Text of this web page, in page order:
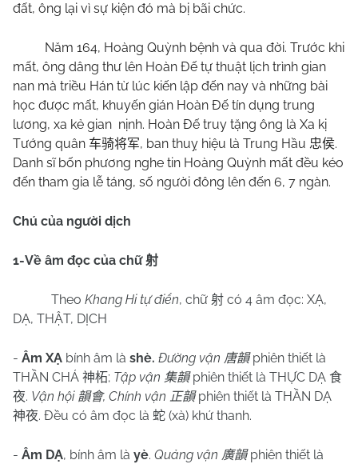
đất, ông lại vì sự kiện đó mà bị bãi chức.
Năm 164, Hoàng Quỳnh bệnh và qua đời. Trước khi
mất, ông dâng thư lên Hoàn Đế tự thuật lịch trình gian
nan mà triều Hán từ lúc kiến lập đến nay và những bài
học được mất, khuyến gián Hoàn Đế tín dụng trung
lương, xa kẻ gian nịnh. Hoàn Đế truy tặng ông là Xa kị
Tướng quân 车骑将军, ban thuỵ hiệu là Trung Hầu 忠侯.
Danh sĩ bốn phương nghe tin Hoàng Quỳnh mất đều kéo
đến tham gia lễ táng, số người đông lên đến 6, 7 ngàn.
Chú của người dịch
1-Về âm đọc của chữ射
Theo Khang Hi tự điển, chữ 射 có 4 âm đọc: XẠ,
DẠ, THẬT, DỊCH
- Âm XẠ bính âm là shè. Đường vận 唐韻phiên thiết là
THẦN CHÁ 神柘; Tập vận 集韻 phiên thiết là THỰC DẠ 食
夜. Vận hội 韻會, Chính vận 正韻phiên thiết là THẦN DẠ
神夜. Đều có âm đọc là 蛇 (xà) khứ thanh.
- Âm DẠ, bính âm là yè. Quảng vận 廣韻phiên thiết là